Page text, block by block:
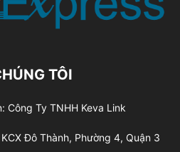
TÔI
Công Ty TNHH Keva Link
Đô Thành, Phường 4, Quận 3